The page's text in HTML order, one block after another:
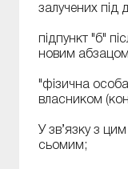
залучених під
підпункт "б"
новим абзацом
"фізична
власником
У зв’язку з
сьомим;